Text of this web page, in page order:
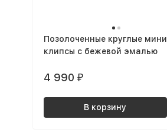
Позолоченные круглые мини
клипсы с бежевой эмалью
4 990 ₽
В корзину